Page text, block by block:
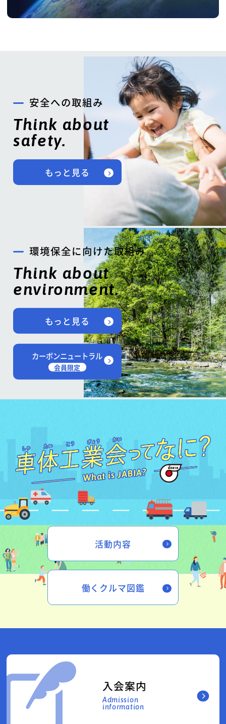
安全への取組み
Think about
safety.
もっと見る
環境保全に向けた取組み
Think about
environment.
もっと見る
カーボンニュートラル
会員限定
活動内容
働くクルマ図鑑
入会案内
Admission
information